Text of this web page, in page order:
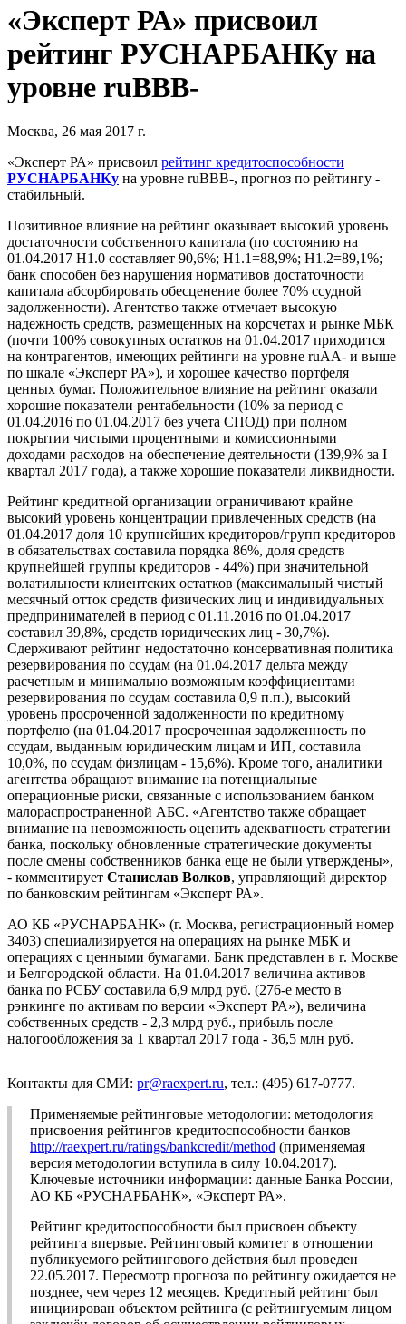
«Эксперт РА» присвоил
рейтинг РУСНАРБАНКу на
уровне ruBBB-
Москва, 26 мая 2017 г.
«Эксперт РА» присвоил рейтинг кредитоспособности
РУСНАРБАНКу на уровне ruBBB-, прогноз по рейтингу -
стабильный.
Позитивное влияние на рейтинг оказывает высокий уровень
достаточности собственного капитала (по состоянию на
01.04.2017 Н1.0 составляет 90,6%; Н1.1=88,9%; Н1.2=89,1%;
банк способен без нарушения нормативов достаточности
капитала абсорбировать обесценение более 70% ссудной
задолженности). Агентство также отмечает высокую
надежность средств, размещенных на корсчетах и рынке МБК
(почти 100% совокупных остатков на 01.04.2017 приходится
на контрагентов, имеющих рейтинги на уровне ruAA- и выше
по шкале «Эксперт РА»), и хорошее качество портфеля
ценных бумаг. Положительное влияние на рейтинг оказали
хорошие показатели рентабельности (10% за период с
01.04.2016 по 01.04.2017 без учета СПОД) при полном
покрытии чистыми процентными и комиссионными
доходами расходов на обеспечение деятельности (139,9% за I
квартал 2017 года), а также хорошие показатели ликвидности.
Рейтинг кредитной организации ограничивают крайне
высокий уровень концентрации привлеченных средств (на
01.04.2017 доля 10 крупнейших кредиторов/групп кредиторов
в обязательствах составила порядка 86%, доля средств
крупнейшей группы кредиторов - 44%) при значительной
волатильности клиентских остатков (максимальный чистый
месячный отток средств физических лиц и индивидуальных
предпринимателей в период с 01.11.2016 по 01.04.2017
составил 39,8%, средств юридических лиц - 30,7%).
Сдерживают рейтинг недостаточно консервативная политика
резервирования по ссудам (на 01.04.2017 дельта между
расчетным и минимально возможным коэффициентами
резервирования по ссудам составила 0,9 п.п.), высокий
уровень просроченной задолженности по кредитному
портфелю (на 01.04.2017 просроченная задолженность по
ссудам, выданным юридическим лицам и ИП, составила
10,0%, по ссудам физлицам - 15,6%). Кроме того, аналитики
агентства обращают внимание на потенциальные
операционные риски, связанные с использованием банком
малораспространенной АБС. «Агентство также обращает
внимание на невозможность оценить адекватность стратегии
банка, поскольку обновленные стратегические документы
после смены собственников банка еще не были утверждены»,
- комментирует Станислав Волков, управляющий директор
по банковским рейтингам «Эксперт РА».
АО КБ «РУСНАРБАНК» (г. Москва, регистрационный номер
3403) специализируется на операциях на рынке МБК и
операциях с ценными бумагами. Банк представлен в г. Москве
и Белгородской области. На 01.04.2017 величина активов
банка по РСБУ составила 6,9 млрд руб. (276-е место в
рэнкинге по активам по версии «Эксперт РА»), величина
собственных средств - 2,3 млрд руб., прибыль после
налогообложения за 1 квартал 2017 года - 36,5 млн руб.
Контакты для СМИ: pr@raexpert.ru, тел.: (495) 617-0777.
Применяемые рейтинговые методологии: методология
присвоения рейтингов кредитоспособности банков
http://raexpert.ru/ratings/bankcredit/method (применяемая
версия методологии вступила в силу 10.04.2017).
Ключевые источники информации: данные Банка России,
АО КБ «РУСНАРБАНК», «Эксперт РА».
Рейтинг кредитоспособности был присвоен объекту
рейтинга впервые. Рейтинговый комитет в отношении
публикуемого рейтингового действия был проведен
22.05.2017. Пересмотр прогноза по рейтингу ожидается не
позднее, чем через 12 месяцев. Кредитный рейтинг был
инициирован объектом рейтинга (с рейтингуемым лицом